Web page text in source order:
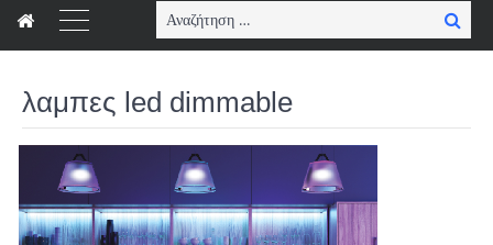
Search
for:
λαμπες led dimmable